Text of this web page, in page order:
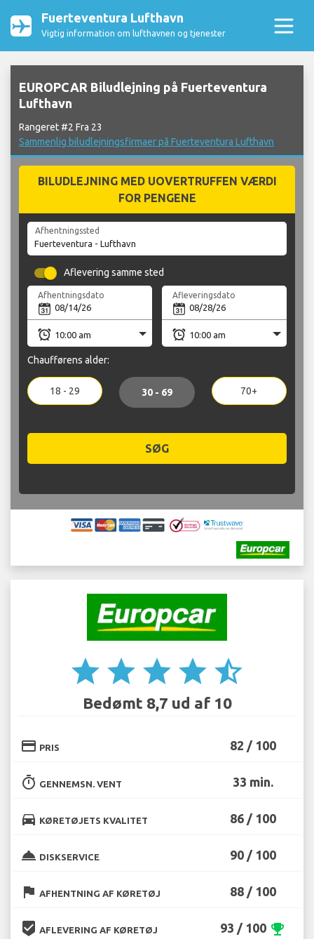
Fuerteventura Lufthavn
Vigtig information om lufthavnen og tjenester
EUROPCAR Biludlejning på Fuerteventura
Lufthavn
Rangeret #2 Fra 23
Sammenlig biludlejningsfirmaer på Fuerteventura Lufthavn
BILUDLEJNING MED UOVERTRUFFEN VÆRDI
FOR PENGENE
Afhentningssted
Aflevering samme sted
Afhentningsdato Afleveringsdato
Chaufførens alder:
18 - 29 30 - 69 70+
SØG
star star star star star_half
Bedømt 8,7 ud af 10
credit_card PRIS 82 / 100
timer GENNEMSN. VENT 33 min.
directions_car KØRETØJETS KVALITET 86 / 100
room_service DISKSERVICE 90 / 100
flag AFHENTNING AF KØRETØJ 88 / 100
beenhere AFLEVERING AF KØRETØJ 93 / 100 emoji_events